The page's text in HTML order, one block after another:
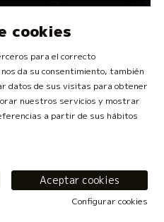
cookies
para el correcto
da su consentimiento, también
datos de sus visitas para obtener
nuestros servicios y mostrar
a partir de sus hábitos
Aceptar cookies
Configurar cookies